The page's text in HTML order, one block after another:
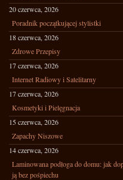
20 czerwca, 2026
Poradnik początkującej stylistki
18 czerwca, 2026
Zdrowe Przepisy
17 czerwca, 2026
Internet Radiowy i Satelitarny
17 czerwca, 2026
Kosmetyki i Pielęgnacja
15 czerwca, 2026
Zapachy Niszowe
14 czerwca, 2026
Laminowana podłoga do domu: jak
ją bez pośpiechu